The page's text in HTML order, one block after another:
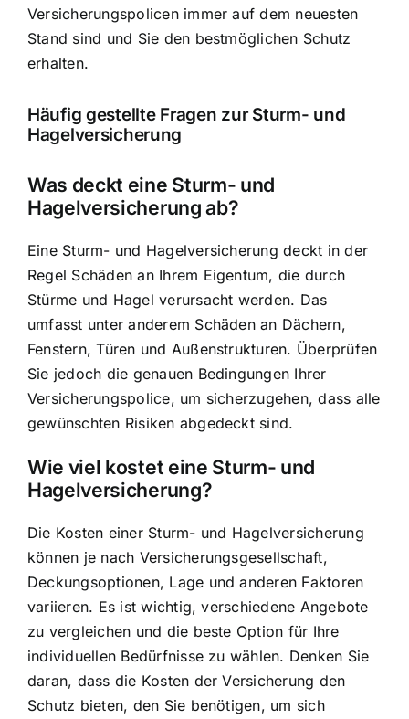
Versicherungspolicen immer auf dem neuesten
Stand sind und Sie den bestmöglichen Schutz
erhalten.
Häufig gestellte Fragen zur Sturm- und
Hagelversicherung
Was deckt eine Sturm- und
Hagelversicherung ab?
Eine Sturm- und Hagelversicherung deckt in der
Regel Schäden an Ihrem Eigentum, die durch
Stürme und Hagel verursacht werden. Das
umfasst unter anderem Schäden an Dächern,
Fenstern, Türen und Außenstrukturen. Überprüfen
Sie jedoch die genauen Bedingungen Ihrer
Versicherungspolice, um sicherzugehen, dass alle
gewünschten Risiken abgedeckt sind.
Wie viel kostet eine Sturm- und
Hagelversicherung?
Die Kosten einer Sturm- und Hagelversicherung
können je nach Versicherungsgesellschaft,
Deckungsoptionen, Lage und anderen Faktoren
variieren. Es ist wichtig, verschiedene Angebote
zu vergleichen und die beste Option für Ihre
individuellen Bedürfnisse zu wählen. Denken Sie
daran, dass die Kosten der Versicherung den
Schutz bieten, den Sie benötigen, um sich